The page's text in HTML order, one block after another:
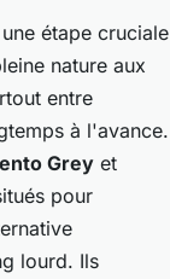
étape cruciale
nature aux
entre
à l'avance.
Grey et
pour
lourd. Ils